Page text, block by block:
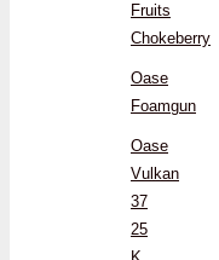
Fruits
Chokeberry
Oase
Foamgun
Oase
Vulkan
37
25